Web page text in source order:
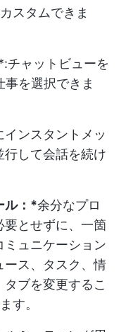
スタムできま
チャットビューを
を選択できま
インスタントメッ
行して会話を続け
ル：*余分なプロ
要とせずに、一箇
ミュニケーション
ース、タスク、情
ブを変更するこ
す。